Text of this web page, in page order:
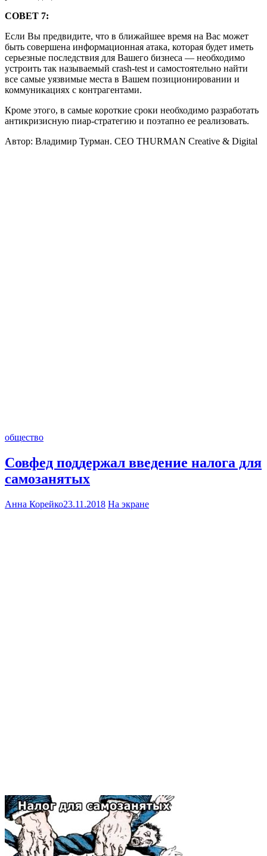
СОВЕТ 7:
Если Вы предвидите, что в ближайшее время на Вас может
быть совершена информационная атака, которая будет иметь
серьезные последствия для Вашего бизнеса — необходимо
устроить так называемый crash-test и самостоятельно найти
все самые уязвимые места в Вашем позиционировании и
коммуникациях с контрагентами.
Кроме этого, в самые короткие сроки необходимо разработать
антикризисную пиар-стратегию и поэтапно ее реализовать.
Автор: Владимир Турман. CEO THURMAN Creative & Digital
общество
Совфед поддержал введение налога для
самозанятых
Анна Корейко23.11.2018 На экране